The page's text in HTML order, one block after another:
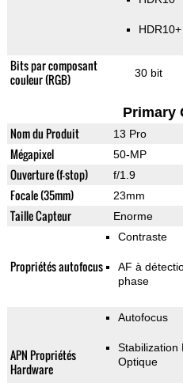
HDR10+
Bits par composant
couleur (RGB)
30 bit
Primary
Nom du Produit 13 Pro
Mégapixel 50-MP
Ouverture (f-stop) f/1.9
Focale (35mm) 23mm
Taille Capteur Enorme
Propriétés autofocus
Contraste
AF à
phase
APN Propriétés
Hardware
Autofocus
Stabilization
Optique